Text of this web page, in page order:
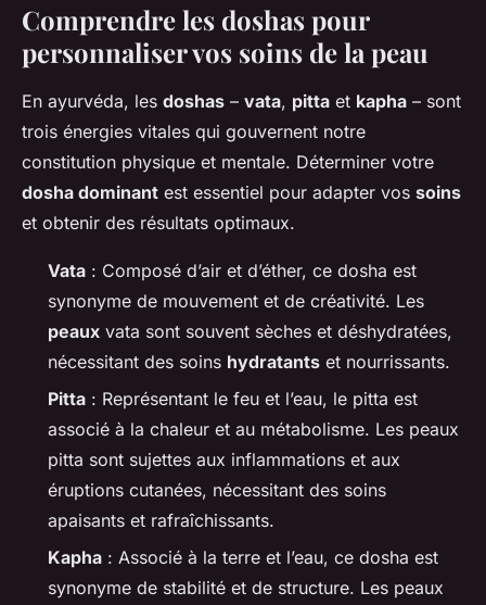
Comprendre les doshas pour
personnaliser vos soins de la peau
En ayurvéda, les doshas – vata, pitta et kapha – sont
trois énergies vitales qui gouvernent notre
constitution physique et mentale. Déterminer votre
dosha dominant est essentiel pour adapter vos soins
et obtenir des résultats optimaux.
Vata : Composé d’air et d’éther, ce dosha est
synonyme de mouvement et de créativité. Les
peaux vata sont souvent sèches et déshydratées,
nécessitant des soins hydratants et nourrissants.
Pitta : Représentant le feu et l’eau, le pitta est
associé à la chaleur et au métabolisme. Les peaux
pitta sont sujettes aux inflammations et aux
éruptions cutanées, nécessitant des soins
apaisants et rafraîchissants.
Kapha : Associé à la terre et l’eau, ce dosha est
synonyme de stabilité et de structure. Les peaux